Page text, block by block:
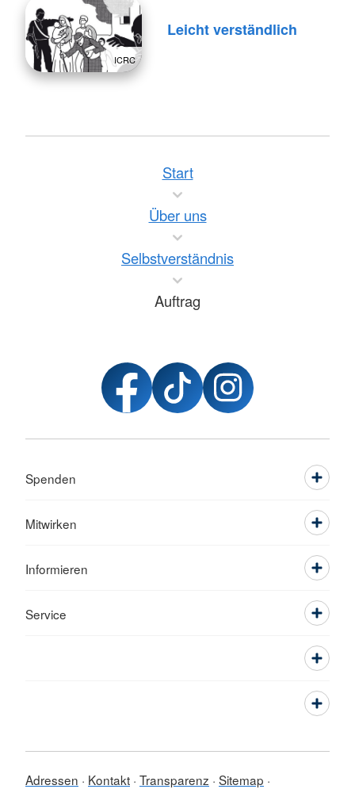
ICRC
Leicht verständlich
Start
Über uns
Selbstverständnis
Auftrag
Spenden
Mitwirken
Informieren
Service
Adressen Kontakt Transparenz Sitemap